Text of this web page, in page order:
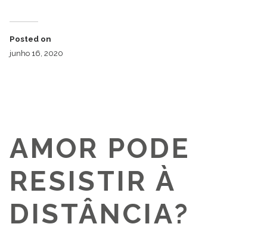
Posted on
junho 16, 2020
AMOR PODE
RESISTIR À
DISTÂNCIA?